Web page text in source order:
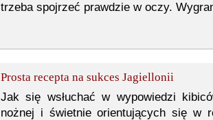
trzeba spojrzeć prawdzie w oczy.
Prosta recepta na sukces Jagiellonii
Jak się wsłuchać w wypowiedzi
nożnej i świetnie orientujących się w